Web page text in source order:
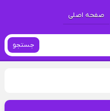
صفحه اصلی
جستجو